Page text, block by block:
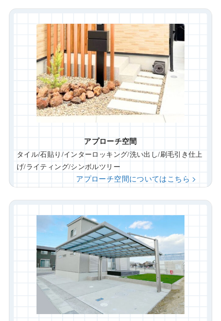
アプローチ空間
タイル/石貼り/インターロッキング/洗い出し/刷毛引き仕上
げ/ライティング/シンボルツリー
アプローチ空間についてはこちら >